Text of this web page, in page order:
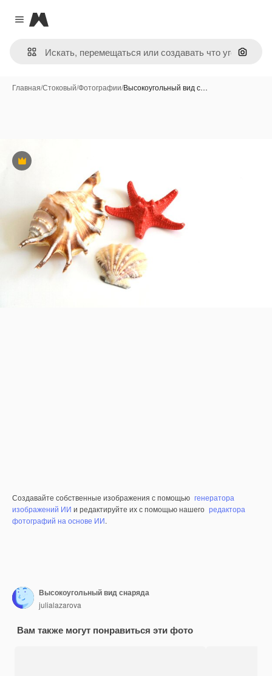
Close menu
Magnific
Поиск
Главная/Стоковый/Фотографии/Высокоугольный вид с…
Премиум
Создавайте собственные изображения с помощью генератора
изображений ИИ и редактируйте их с помощью нашего редактора
фотографий на основе ИИ.
Высокоугольный вид снаряда
julialazarova
Вам также могут понравиться эти фото